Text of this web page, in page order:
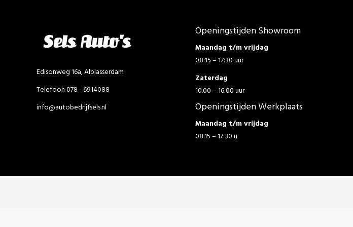
Edisonweg 16a, Alblasserdam
Telefoon 078 - 6914088
info@autobedrijfsels.nl
Openingstijden Showroom
Maandag t/m vrijdag
08:15 – 17:30 uur
Zaterdag
10.00 – 16:00 uur
Openingstijden Werkplaats
Maandag t/m vrijdag
08.15 – 17:30 u